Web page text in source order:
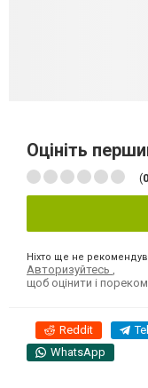
Оцініть
(0
Ніхто ще не
Авторизуйтесь
щоб оцінити і
Reddit
WhatsApp